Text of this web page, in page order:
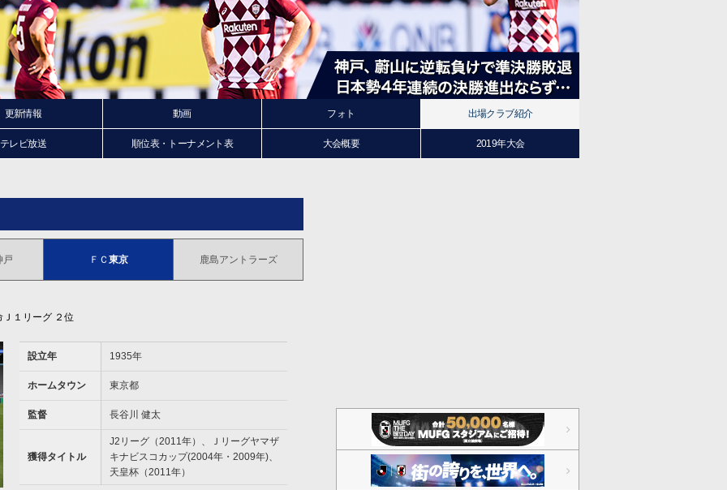
更新情報 動画 フォト 出場クラブ紹介
テレビ放送 順位表・トーナメント表 大会概要 2019年大会
戸 ＦＣ 東京 鹿島アントラーズ
１リーグ ２位
設立年 1935年
ホームタウン 東京都
監督 長谷川 健太
獲得タイトル
J2リーグ（2011年）、Ｊリーグヤマザ
キナビスコカップ(2004年・2009年)、
天皇杯（2011年）